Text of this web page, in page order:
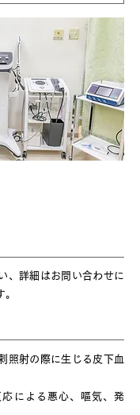
、詳細はお問い合わせに
照射の際に生じる皮下血
による悪心、嘔気、発